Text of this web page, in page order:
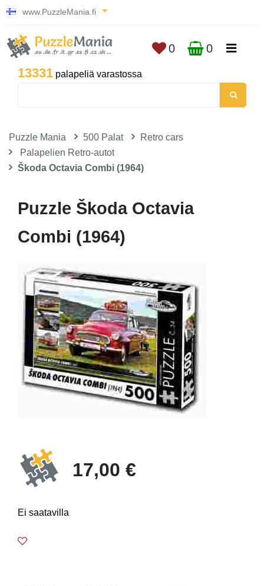
www.PuzzleMania.fi
13331 palapeliä varastossa
0 0
Puzzle Mania 500 Palat
Retro cars
Palapelien Retro-autot
Škoda Octavia Combi (1964)
Puzzle Škoda Octavia
Combi (1964)
17,00 €
Ei saatavilla